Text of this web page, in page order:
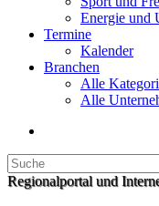
Energie und
Termine
Kalender
Branchen
Alle
Alle
Regionalportal und